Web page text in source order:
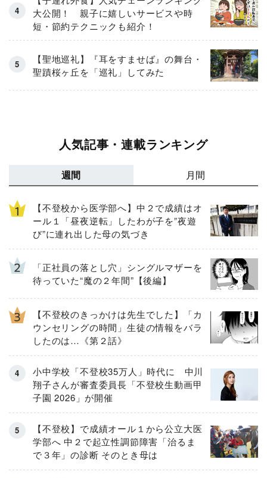
大公開！ 親子に嬉しいサービスや時
短・節約テクニックも紹介！
【聖地巡礼】『耳をすませば』の舞台・
聖蹟桜ヶ丘を「巡礼」してみた
人気記事・連載ランキング
週間 月間
【不登校から医学部へ】中２で成績はオ
ール１「昼夜逆転」したわが子を”夜遊
び”に連れ出した母の気づき
「正社員の落とし穴」シングルマザーを
待っていた“魔の２年間”【後編】
【不登校のきっかけは先生でした】「カ
ウンセリングの時間」生徒の情報をバラ
したのは…《第２話》
小中学校「不登校35万人」時代に 中川
翔子さんが審査委員長「不登校生動画甲
子園 2026」が開催
【不登校】で成績オール１から公立大医
学部へ 中２で起立性調節障害「治るま
で３年」の診断 そのとき母は